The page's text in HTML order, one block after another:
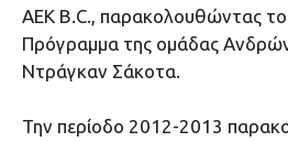
ΑΕΚ B.C., παρακολουθώντας το
Πρόγραμμα της ομάδας Ανδρών,
Ντράγκαν Σάκοτα.
Την περίοδο 2012-2013